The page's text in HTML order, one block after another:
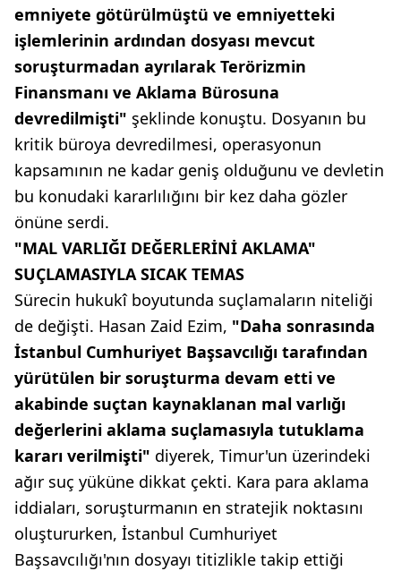
emniyete götürülmüştü ve emniyetteki
işlemlerinin ardından dosyası mevcut
soruşturmadan ayrılarak Terörizmin
Finansmanı ve Aklama Bürosuna
devredilmişti" şeklinde konuştu. Dosyanın bu
kritik büroya devredilmesi, operasyonun
kapsamının ne kadar geniş olduğunu ve devletin
bu konudaki kararlılığını bir kez daha gözler
önüne serdi.
"MAL VARLIĞI DEĞERLERİNİ AKLAMA"
SUÇLAMASIYLA SICAK TEMAS
Sürecin hukukî boyutunda suçlamaların niteliği
de değişti. Hasan Zaid Ezim, "Daha sonrasında
İstanbul Cumhuriyet Başsavcılığı tarafından
yürütülen bir soruşturma devam etti ve
akabinde suçtan kaynaklanan mal varlığı
değerlerini aklama suçlamasıyla tutuklama
kararı verilmişti" diyerek, Timur'un üzerindeki
ağır suç yüküne dikkat çekti. Kara para aklama
iddiaları, soruşturmanın en stratejik noktasını
oluştururken, İstanbul Cumhuriyet
Başsavcılığı'nın dosyayı titizlikle takip ettiği